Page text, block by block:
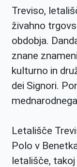
Treviso,
živahno
obdobja.
znane
kulturno in
dei Signori.
Letališče
Polo v
letališče,